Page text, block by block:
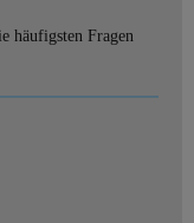
häufigsten Fragen